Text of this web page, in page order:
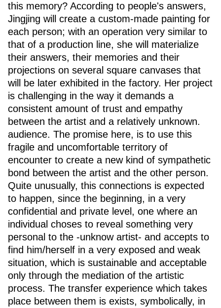
this memory? According to people's answers,
Jingjing will create a custom-made painting for
each person; with an operation very similar to
that of a production line, she will materialize
their answers, their memories and their
projections on several square canvases that
will be later exhibited in the factory. Her project
is challenging in the way it demands a
consistent amount of trust and empathy
between the artist and a relatively unknown.
audience. The promise here, is to use this
fragile and uncomfortable territory of
encounter to create a new kind of sympathetic
bond between the artist and the other person.
Quite unusually, this connections is expected
to happen, since the beginning, in a very
confidential and private level, one where an
individual choses to reveal something very
personal to the -unknow artist- and accepts to
find him/herself in a very exposed and weak
situation, which is sustainable and acceptable
only through the mediation of the artistic
process. The transfer experience which takes
place between them is exists, symbolically, in